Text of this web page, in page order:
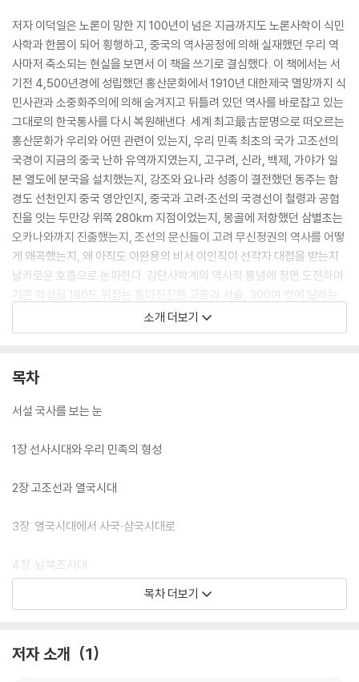
저자 이덕일은 노론이 망한 지 100년이 넘은 지금까지도 노론사학이 식민
사학과 한몸이 되어 횡행하고, 중국의 역사공정에 의해 실재했던 우리 역
사마저 축소되는 현실을 보면서 이 책을 쓰기로 결심했다. 이 책에서는 서
기전 4,500년경에 성립했던 홍산문화에서 1910년 대한제국 멸망까지 식
민사관과 소중화주의에 의해 숨겨지고 뒤틀려 있던 역사를 바로잡고 있는
그대로의 한국통사를 다시 복원해낸다. 세계 최고最古문명으로 떠오르는
홍산문화가 우리와 어떤 관련이 있는지, 우리 민족 최초의 국가 고조선의
국경이 지금의 중국 난하 유역까지였는지, 고구려, 신라, 백제, 가야가 일
본 열도에 분국을 설치했는지, 강조와 요나라 성종이 결전했던 동주는 함
경도 선천인지 중국 영안인지, 중국과 고려·조선의 국경선이 철령과 공험
진을 잇는 두만강 위쪽 280km 지점이었는지, 몽골에 저항했던 삼별초는
오카나와까지 진출했는지, 조선의 문신들이 고려 무신정권의 역사를 어떻
게 왜곡했는지, 왜 아직도 이완용의 비서 이인직이 선각자 대접을 받는지
날카로운 호흡으로 논파한다. 강단사학계의 역사적 통념에 정면 도전하며
기존 학설을 180도 뒤집는 흥미진진한 고증과 서술, 300여 컷에 달하는
화려하고도 정밀한 도판으로 읽는 새로운 한국사. 역사조작과 왜곡을 반복
하는 시대에 한국인이라면 반드시 읽어야 할 독보적인 역사서라 할 만하
소개 더보기
목차
서설 국사를 보는 눈
1장 선사시대와 우리 민족의 형성
2장 고조선과 열국시대
3장. 열국시대에서 사국·삼국시대로
4장. 남북조시대
목차 더보기
저자 소개 1